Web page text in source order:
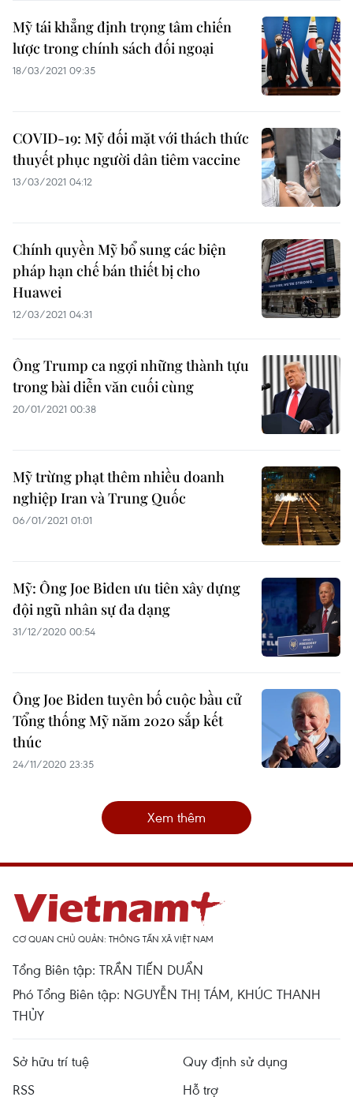
Mỹ tái khẳng định trọng tâm chiến
lược trong chính sách đối ngoại
18/03/2021 09:35
COVID-19: Mỹ đối mặt với thách thức
thuyết phục người dân tiêm vaccine
13/03/2021 04:12
Chính quyền Mỹ bổ sung các biện
pháp hạn chế bán thiết bị cho
Huawei
12/03/2021 04:31
Ông Trump ca ngợi những thành tựu
trong bài diễn văn cuối cùng
20/01/2021 00:38
Mỹ trừng phạt thêm nhiều doanh
nghiệp Iran và Trung Quốc
06/01/2021 01:01
Mỹ: Ông Joe Biden ưu tiên xây dựng
đội ngũ nhân sự đa dạng
31/12/2020 00:54
Ông Joe Biden tuyên bố cuộc bầu cử
Tổng thống Mỹ năm 2020 sắp kết
thúc
24/11/2020 23:35
Xem thêm
CƠ QUAN CHỦ QUẢN: THÔNG TẤN XÃ VIỆT NAM
Tổng Biên tập: TRẦN TIẾN DUẨN
Phó Tổng Biên tập: NGUYỄN THỊ TÁM, KHÚC THANH
THỦY
Sở hữu trí tuệ
Quy định sử dụng
RSS
Hỗ trợ